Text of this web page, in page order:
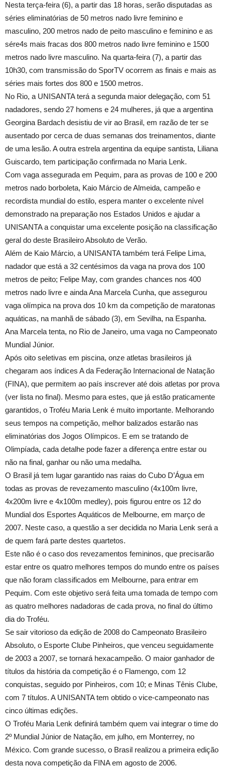
Nesta terça-feira (6), a partir das 18 horas, serão disputadas as
séries eliminatórias de 50 metros nado livre feminino e
masculino, 200 metros nado de peito masculino e feminino e as
sére4s mais fracas dos 800 metros nado livre feminino e 1500
metros nado livre masculino. Na quarta-feira (7), a partir das
10h30, com transmissão do SporTV ocorrem as finais e mais as
séries mais fortes dos 800 e 1500 metros.
No Rio, a UNISANTA terá a segunda maior delegação, com 51
nadadores, sendo 27 homens e 24 mulheres, já que a argentina
Georgina Bardach desistiu de vir ao Brasil, em razão de ter se
ausentado por cerca de duas semanas dos treinamentos, diante
de uma lesão. A outra estrela argentina da equipe santista, Liliana
Guiscardo, tem participação confirmada no Maria Lenk.
Com vaga assegurada em Pequim, para as provas de 100 e 200
metros nado borboleta, Kaio Márcio de Almeida, campeão e
recordista mundial do estilo, espera manter o excelente nível
demonstrado na preparação nos Estados Unidos e ajudar a
UNISANTA a conquistar uma excelente posição na classificação
geral do deste Brasileiro Absoluto de Verão.
Além de Kaio Márcio, a UNISANTA também terá Felipe Lima,
nadador que está a 32 centésimos da vaga na prova dos 100
metros de peito; Felipe May, com grandes chances nos 400
metros nado livre e ainda Ana Marcela Cunha, que assegurou
vaga olímpica na prova dos 10 km da competição de maratonas
aquáticas, na manhã de sábado (3), em Sevilha, na Espanha.
Ana Marcela tenta, no Rio de Janeiro, uma vaga no Campeonato
Mundial Júnior.
Após oito seletivas em piscina, onze atletas brasileiros já
chegaram aos índices A da Federação Internacional de Natação
(FINA), que permitem ao país inscrever até dois atletas por prova
(ver lista no final). Mesmo para estes, que já estão praticamente
garantidos, o Troféu Maria Lenk é muito importante. Melhorando
seus tempos na competição, melhor balizados estarão nas
eliminatórias dos Jogos Olímpicos. E em se tratando de
Olimpíada, cada detalhe pode fazer a diferença entre estar ou
não na final, ganhar ou não uma medalha.
O Brasil já tem lugar garantido nas raias do Cubo D’Água em
todas as provas de revezamento masculino (4x100m livre,
4x200m livre e 4x100m medley), pois figurou entre os 12 do
Mundial dos Esportes Aquáticos de Melbourne, em março de
2007. Neste caso, a questão a ser decidida no Maria Lenk será a
de quem fará parte destes quartetos.
Este não é o caso dos revezamentos femininos, que precisarão
estar entre os quatro melhores tempos do mundo entre os países
que não foram classificados em Melbourne, para entrar em
Pequim. Com este objetivo será feita uma tomada de tempo com
as quatro melhores nadadoras de cada prova, no final do último
dia do Troféu.
Se sair vitorioso da edição de 2008 do Campeonato Brasileiro
Absoluto, o Esporte Clube Pinheiros, que venceu seguidamente
de 2003 a 2007, se tornará hexacampeão. O maior ganhador de
títulos da história da competição é o Flamengo, com 12
conquistas, seguido por Pinheiros, com 10; e Minas Tênis Clube,
com 7 títulos. A UNISANTA tem obtido o vice-campeonato nas
cinco últimas edições.
O Troféu Maria Lenk definirá também quem vai integrar o time do
2º Mundial Júnior de Natação, em julho, em Monterrey, no
México. Com grande sucesso, o Brasil realizou a primeira edição
desta nova competição da FINA em agosto de 2006.